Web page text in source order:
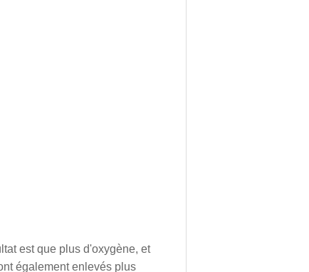
est que plus d'oxygène, et
également enlevés plus